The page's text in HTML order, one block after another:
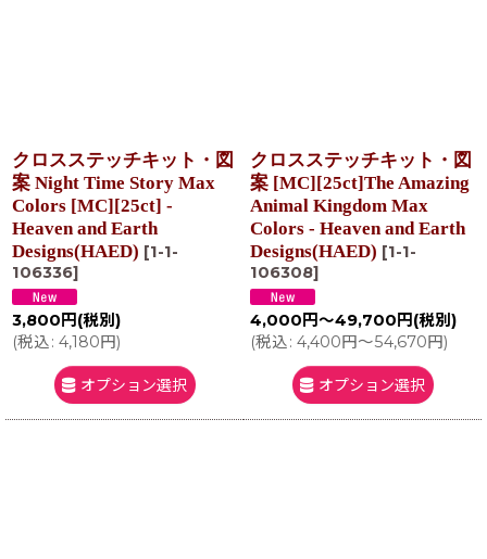
クロスステッチキット・図
案 Night Time Story Max
Colors [MC][25ct] -
Heaven and Earth
Designs(HAED) [1-1-
106336]
3,800 円 (税別)
(税込: 4,180円)
オプション選択
クロスステッチキット・図
案 [MC][25ct]The Amazing
Animal Kingdom Max
Colors - Heaven and Earth
Designs(HAED) [1-1-
106308]
4,000 円～49,700 円 (税別)
(税込: 4,400円～54,670円)
オプション選択